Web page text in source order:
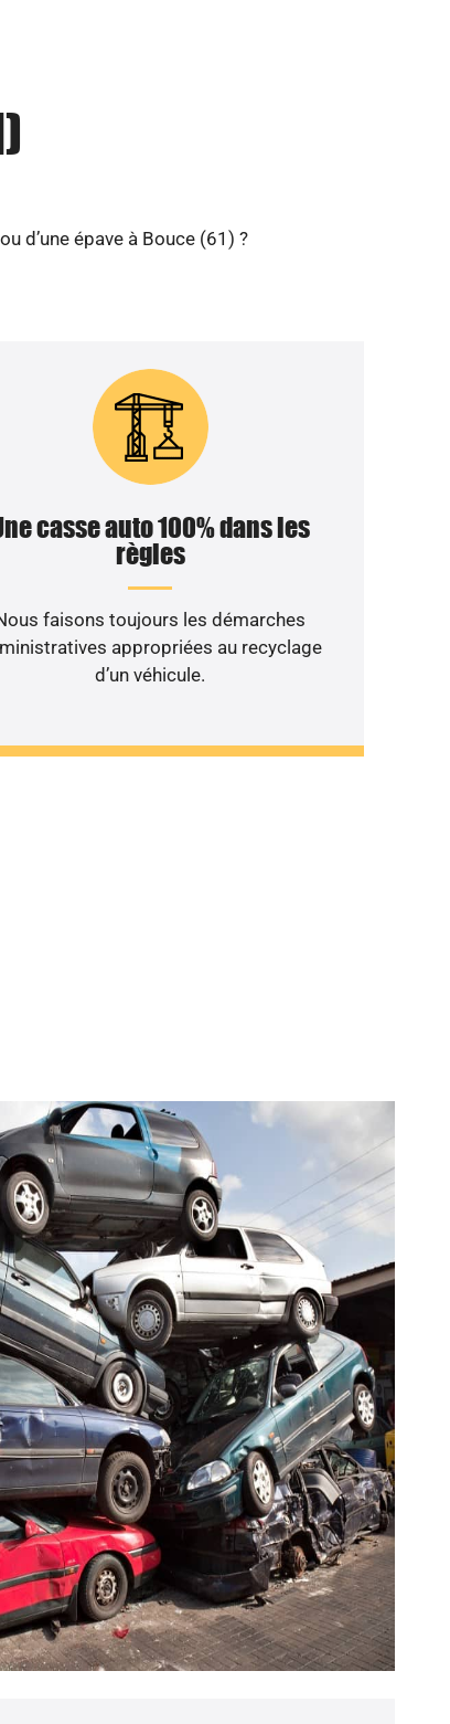
d’une épave à Bouce (61) ?
casse auto 100% dans les
règles
faisons toujours les démarches
appropriées au recyclage
d’un véhicule.
au rebut